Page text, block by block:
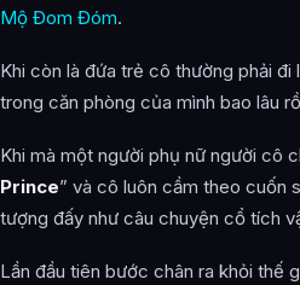
Mộ Đom Đóm.
Khi còn là đứa trẻ cô thường phải
trong căn phòng của mình bao lâu
Khi mà một người phụ nữ người cô
Prince” và cô luôn cầm theo cuốn
tượng đấy như câu chuyện cổ tích
Lần đầu tiên bước chân ra khỏi thế